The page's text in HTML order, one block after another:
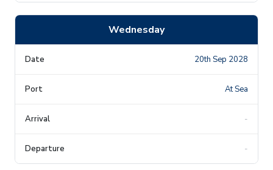
Wednesday
20th Sep 2028
At Sea
-
-